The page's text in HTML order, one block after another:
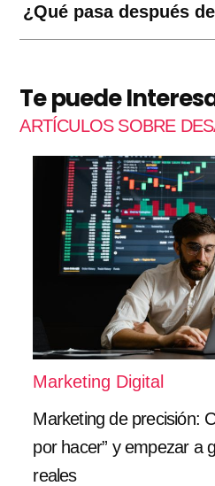
¿Qué pasa después
Te puede
ARTÍCULOS SOBRE
Marketing Digital
Marketing de precisión:
por hacer” y empezar a
reales